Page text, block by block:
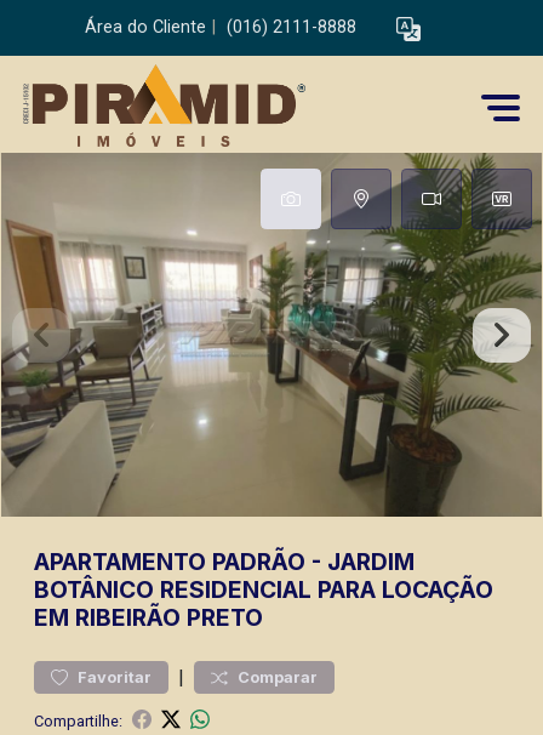
Área do Cliente (016) 2111-8888
APARTAMENTO PADRÃO - JARDIM
BOTÂNICO RESIDENCIAL PARA LOCAÇÃO
EM RIBEIRÃO PRETO
Favoritar | Comparar
Compartilhe: